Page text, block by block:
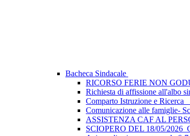
Bacheca Sindacale
RICORSO FERIE NON
Richiesta di affissione all'albo
Comparto Istruzione e
Comunicazione alle famiglie-
ASSISTENZA CAF AL
SCIOPERO DEL 18/05/